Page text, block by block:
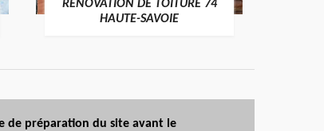
RÉNOVATION DE TOITURE 74
HAUTE-SAVOIE
de préparation du site avant le